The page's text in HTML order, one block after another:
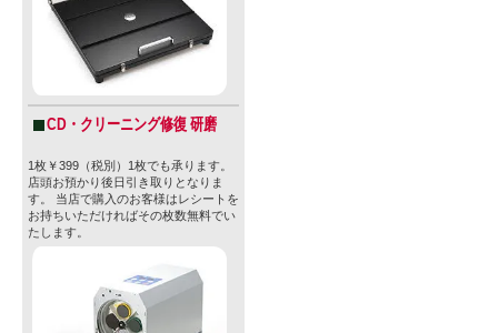
CD・クリーニング修復 研磨
1枚￥399（税別）1枚でも承ります。
店頭お預かり後日引き取りとなりま
す。 当店で購入のお客様はレシートを
お持ちいただければその枚数無料でい
たします。